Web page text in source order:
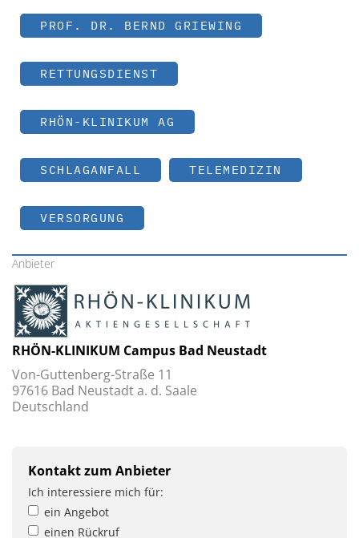
PROF. DR. BERND GRIEWING
RETTUNGSDIENST
RHÖN-KLINIKUM AG
SCHLAGANFALL TELEMEDIZIN
VERSORGUNG
Anbieter
RHÖN-KLINIKUM Campus Bad Neustadt
Von-Guttenberg-Straße 11
97616 Bad Neustadt a. d. Saale
Deutschland
Kontakt zum Anbieter
Ich interessiere mich für:
ein Angebot
einen Rückruf